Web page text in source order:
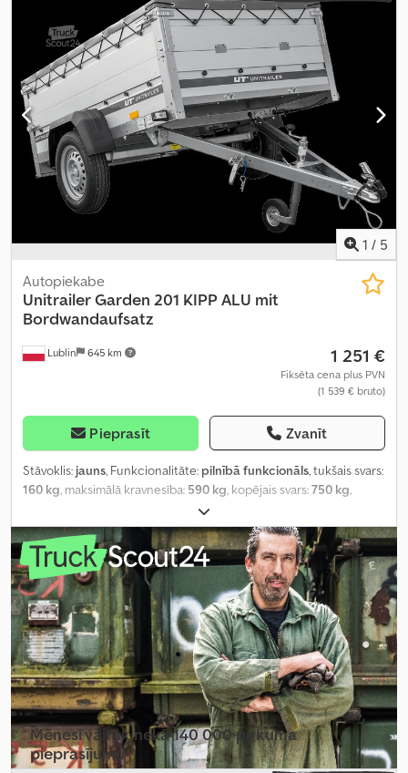
155/70 R13, krāsa:pelēks, piekabes bremze:
piekabe bez bremzēm , Ražošanas gads: 2026
1 / 5
Lublin 645 km
Autopiekabe
UnitrailerGarden 201 KIPP ALU mit
Bordwandaufsatz
1 251 €
Fiksēta cena plus PVN
(1 539 € bruto)
Pieprasīt Zvanīt
Stāvoklis: jauns, Funkcionalitāte: pilnībā funkcionāls, tukšais svars:
160 kg, maksimālā kravnesība: 590 kg, kopējais svars:750 kg,
, iekraušanas vietas platums:
mm, iekraušanas telpas augstums:700 mm, kopējais garums:
2 906 mm , kopējais platums:1 685 mm, kopējais augstums:1 177
mm , riepas izmērs:155/70 R13, krāsa:pelēks, piekabes bremze:
piekabe bez bremzēm
, Ražošanas gads:2026,
Mēnesī vairāk nekā 140 000 pirkuma
pieprasījumu